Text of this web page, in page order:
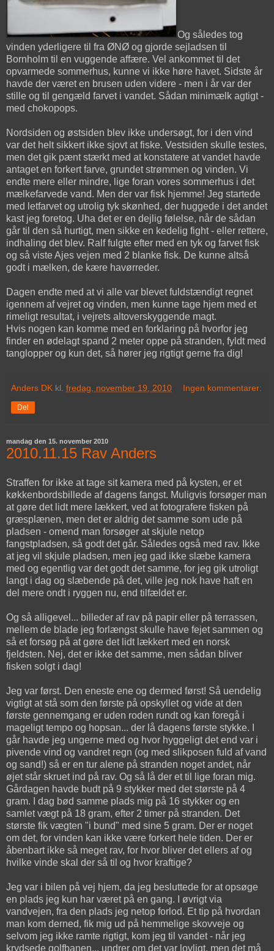
Og således tog
vinden yderligere til fra ØNØ og gjorde sejladsen til
Bornholm til en vuggende affære. Vel ankommet til det
opvarmede sommerhus, kunne vi ikke høre havet. Sidste år
havde der været en brusen uden videre - men i år var der
stille og til gengæld farvet i vandet. Sådan minimælk agtigt -
med chokopops.
Nordsiden og østsiden blev ikke undersøgt, for i den vind
var det helt sikkert ikke sjovt at fiske. Vestsiden skulle testes,
men det gik pænt stærkt med at konstatere at vandet havde
antaget en forkert farve, grundet strømmen og vinden. Vi
endte mere eller mindre, lige foran vores sommerhus i det
mælkefarvede vand. Men der var fisk hjemme! Jeg startede
med letfarvet og utrolig tyk skønhed, der huggede i det andet
kast jeg foretog. Uha det er en dejlig følelse, når de sådan
går til den så hurtigt, men sikke en kedelig fight - eller rettere,
indhaling det blev. Ralf fulgte efter med en tyk og farvet fisk
og så viste Ajes vejen med 2 blanke fisk. De kunne altså
godt i mælken, de kære havørreder.
Dagen endte med at vi alle var blevet fuldstændigt regnet
igennem af vejret og vinden, men kunne tage hjem med et
rimeligt resultat, i vejrets altoverskyggende magt.
Hvis nogen kan komme med en forklaring på hvorfor jeg
finder en ødelagt spand 2 meter oppe på stranden, fyldt med
tanglopper og kun det, så hører jeg rigtigt gerne fra dig!
Anders DK kl. fredag, november 19, 2010 Ingen kommentarer:
Del
mandag den 15. november 2010
2010.11.15 Rav Anders
Straffen for ikke at tage sit kamera med på kysten, er et
køkkenbordsbillede af dagens fangst. Muligvis forsøger man
at gøre det lidt mere lækkert, ved at fotografere fisken på
græsplænen, men det er aldrig det samme som ude på
pladsen - omend man forsøger at skjule netop
fangstpladsen, så godt det går. Således også med rav. Ikke
at jeg vil skjule pladsen, men jeg gad ikke slæbe kamera
med og egentlig var det godt det samme, for jeg gik utroligt
langt i dag og slæbende på det, ville jeg nok have haft en
del mere ondt i ryggen nu, end tilfældet er.
Og så alligevel... billeder af rav på papir eller på terrassen,
mellem de blade jeg forlængst skulle have fejet sammen og
så et forsøg på at gøre det lidt lækkert med en norsk
fjeldsten. Nej, det er ikke det samme, men sådan bliver
fisken solgt i dag!
Jeg var først. Den eneste ene og dermed først! Så uendelig
vigtigt at stå som den første på opskyllet og vide at den
første gennemgang er uden roden rundt og kan foregå i
mageligt tempo og hopsan... der lå dagens første stykke. I
går havde jeg ungerne med og hvor hyggeligt det end var i
pivende vind og vandret regn (og med slikposen fuld af vand
og sand!) så er en tur alene på stranden noget andet, når
øjet står skruet ind på rav. Og så lå der et til lige foran mig.
Gårdagen havde budt på 9 stykker med det største på 4
gram. I dag bød samme plads mig på 16 stykker og en
samlet vægt på 18 gram, efter 2 timer på stranden. Det
største fik vægten "i bund" med sine 5 gram. Der er noget
om det, for vinden kan ikke være forkert hele tiden. Der er
åbenbart ikke så meget rav, for hvor bliver det ellers af og
hvilke vinde skal der så til og hvor kraftige?
Jeg var i bilen på vej hjem, da jeg besluttede for at opsøge
en plads jeg kun har været på en gang. I øvrigt via
vandvejen, fra den plads jeg netop forlod. Et tip på hvordan
man kom derned, fik mig ud på hemmelige skovveje og
selvom jeg ikke ramte rigtigt, kom jeg til vandet - når jeg
krydsede golfbanen... undrer om det var lovligt, men det må